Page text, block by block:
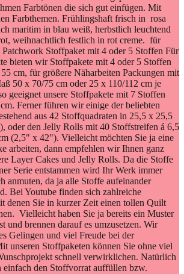
Farbtönen die sich gut einfügen. Mit
Farbthemen. Frühlingshaft frisch in rosa
maritim in blau weiß, herbstlich leuchtend
weihnachtlich festlich in rot creme. für
Stoffpaket mit 4 oder 5 Stoffen Für
bieten wir Stoffpakete mit 4 oder 5 Stoffen
cm, für größere Näharbeiten Packungen mit
50 x 70/75 cm oder 25 x 110/112 cm je
geeignet unsere Stoffpakete mit 7 Stoffen
Ferner führen wir einige der beliebten
aus 42 Stoffquadraten in 25,5 x 25,5
oder den Jelly Rolls mit 40 Stoffstreifen á 6,5
(2,5" x 42"). Vielleicht möchten Sie ja eine
arbeiten, dann empfehlen wir Ihnen ganz
Layer Cakes und Jelly Rolls. Da die Stoffe
Serie entstammen wird Ihr Werk immer
anmuten, da ja alle Stoffe aufeinander
Bei Youtube finden sich zahlreiche
denen Sie in kurzer Zeit einen tollen Quilt
Vielleicht haben Sie ja bereits ein Muster
und brennen darauf es umzusetzen. Wir
Gelingen und viel Freude bei der
unseren Stoffpaketen können Sie ohne viel
schnell verwirklichen. Natürlich
einfach den Stoffvorrat auffüllen bzw.